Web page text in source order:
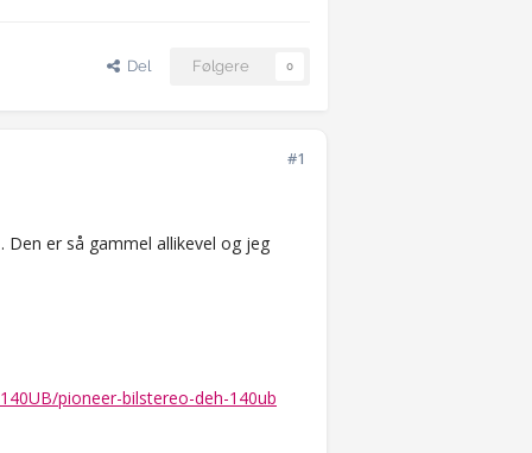
Del Følgere 0
#1
er så gammel allikevel og jeg
pioneer-bilstereo-deh-140ub